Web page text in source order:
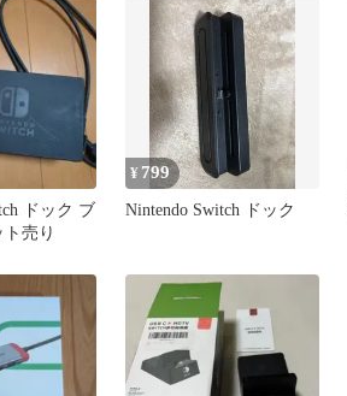
ドック ブ
売り
¥ 799
Nintendo Switch ドック